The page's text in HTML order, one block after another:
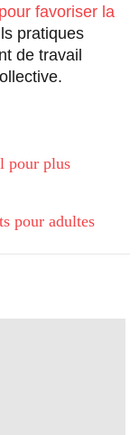
favoriser la
pratiques
de travail
pour plus
pour adultes